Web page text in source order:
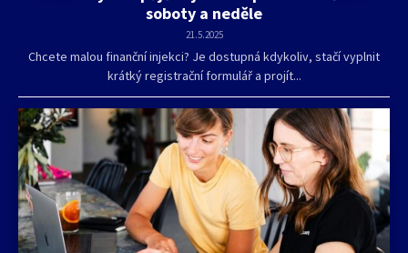
soboty a neděle
21.5.2025
Chcete malou finanční injekci? Je dostupná kdykoliv, stačí vyplnit
krátký registrační formulář a projít...